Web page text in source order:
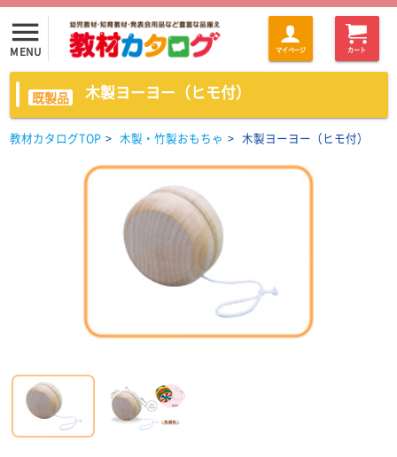
menu
MENU マイページ カート
既製品 木製ヨーヨー（ヒモ付）
教材カタログTOP > 木製・竹製おもちゃ > 木製ヨーヨー（ヒモ付）